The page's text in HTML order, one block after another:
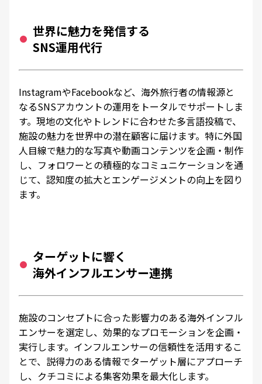
世界に魅力を発信する
SNS運用代行
InstagramやFacebookなど、海外旅行者の情報源と
なるSNSアカウントの運用をトータルでサポートしま
す。現地の文化やトレンドに合わせた多言語投稿で、
施設の魅力を世界中の潜在顧客に届けます。特に外国
人目線で魅力的な写真や動画コンテンツを企画・制作
し、フォロワーとの積極的なコミュニケーションを通
じて、認知度の拡大とエンゲージメントの向上を図り
ます。
ターゲットに響く
海外インフルエンサー連携
施設のコンセプトに合った影響力のある海外インフル
エンサーを選定し、効果的なプロモーションを企画・
実行します。インフルエンサーの信頼性を活用するこ
とで、説得力のある情報でターゲット層にアプローチ
し、クチコミによる集客効果を最大化します。